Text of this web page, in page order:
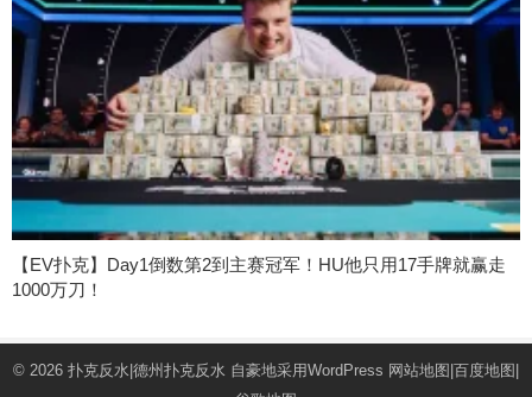
【EV扑克】Day1倒数第2到主赛冠军！HU他只用17手牌就赢走
1000万刀！
© 2026 扑克反水|德州扑克反水 自豪地采用WordPress 网站地图 百度地图